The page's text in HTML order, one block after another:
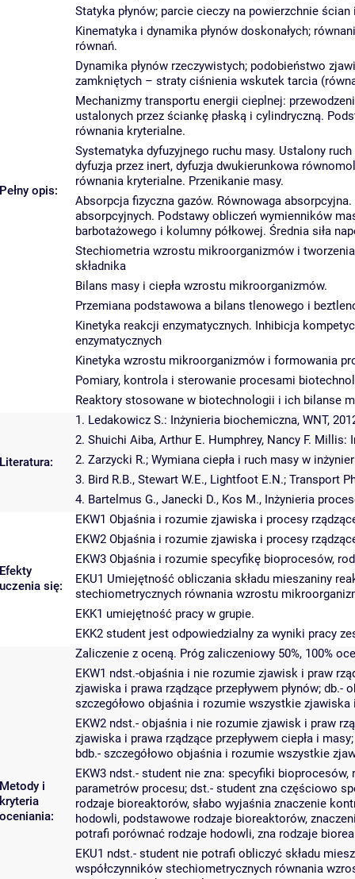
Pełny opis:
Statyka płynów; parcie cieczy na powierzchnie
Kinematyka i dynamika płynów doskonałych;
równań.
Dynamika płynów rzeczywistych; podobieństwo
zamkniętych – straty ciśnienia wskutek tarcia
Mechanizmy transportu energii cieplnej:
ustalonych przez ściankę płaską i cylindryczną.
równania kryterialne.
Systematyka dyfuzyjnego ruchu masy. Ustalony
dyfuzja przez inert, dyfuzja dwukierunkowa
równania kryterialne. Przenikanie masy.
Absorpcja fizyczna gazów. Równowaga
absorpcyjnych. Podstawy obliczeń wymienników
barbotażowego i kolumny półkowej. Średnia siła
Stechiometria wzrostu mikroorganizmów i
składnika
Bilans masy i ciepła wzrostu mikroorganizmów.
Przemiana podstawowa a bilans tlenowego i
Kinetyka reakcji enzymatycznych. Inhibicja
enzymatycznych
Kinetyka wzrostu mikroorganizmów i formowania
Pomiary, kontrola i sterowanie procesami
Reaktory stosowane w biotechnologii i ich bilanse
Literatura:
1. Ledakowicz S.: Inżynieria biochemiczna, WNT,
2. Shuichi Aiba, Arthur E. Humphrey, Nancy F. Millis:
2. Zarzycki R.; Wymiana ciepła i ruch masy w
3. Bird R.B., Stewart W.E., Lightfoot E.N.; Transport
4. Bartelmus G., Janecki D., Kos M., Inżynieria
Efekty
uczenia się:
EKW1 Objaśnia i rozumie zjawiska i procesy
EKW2 Objaśnia i rozumie zjawiska i procesy
EKW3 Objaśnia i rozumie specyfikę bioprocesów,
EKU1 Umiejętność obliczania składu mieszaniny
stechiometrycznych równania wzrostu
EKK1 umiejętność pracy w grupie.
EKK2 student jest odpowiedzialny za wyniki pracy
Metody i
kryteria
oceniania:
Zaliczenie z oceną. Próg zaliczeniowy 50%, 100%
EKW1 ndst.-objaśnia i nie rozumie zjawisk i praw
zjawiska i prawa rządzące przepływem płynów; db.-
szczegółowo objaśnia i rozumie wszystkie zjawiska
EKW2 ndst.- objaśnia i nie rozumie zjawisk i praw
zjawiska i prawa rządzące przepływem ciepła i
bdb.- szczegółowo objaśnia i rozumie wszystkie
EKW3 ndst.- student nie zna: specyfiki
parametrów procesu; dst.- student zna częściowo
rodzaje bioreaktorów, słabo wyjaśnia znaczenie
hodowli, podstawowe rodzaje bioreaktorów,
potrafi porównać rodzaje hodowli, zna rodzaje
EKU1 ndst.- student nie potrafi obliczyć składu
współczynników stechiometrycznych równania